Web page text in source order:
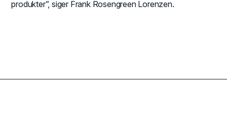
produkter”, siger Frank Rosengreen Lorenzen.